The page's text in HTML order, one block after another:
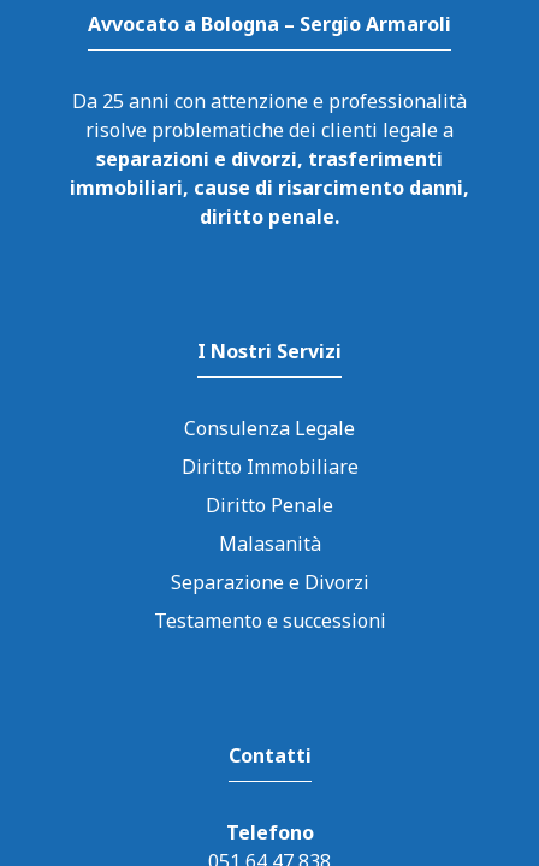
Avvocato a Bologna – Sergio Armaroli
Da 25 anni con attenzione e professionalità
separazioni e divorzi, trasferimenti
immobiliari, cause di risarcimento danni,
diritto penale.
I Nostri Servizi
Consulenza Legale
Diritto Immobiliare
Diritto Penale
Malasanità
Separazione e Divorzi
Testamento e successioni
Contatti
Telefono